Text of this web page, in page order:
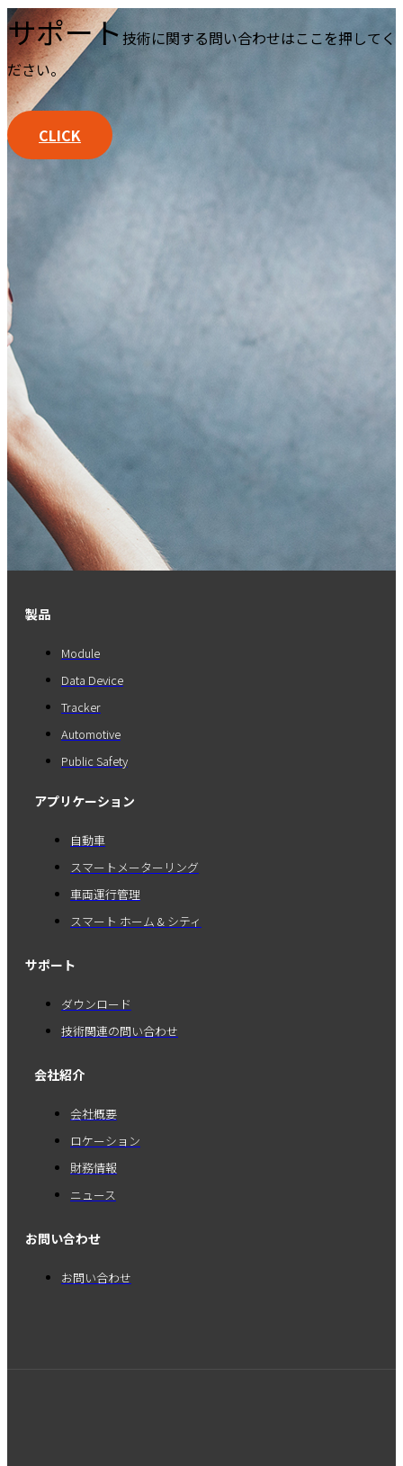
サポート技術に関する問い合わせはここを押してく
ださい。
CLICK
製品
Module
Data Device
Tracker
Automotive
Public Safety
アプリケーション
自動車
スマートメーターリング
車両運行管理
スマート ホーム & シティ
サポート
ダウンロード
技術関連の問い合わせ
会社紹介
会社概要
ロケーション
財務情報
ニュース
お問い合わせ
お問い合わせ